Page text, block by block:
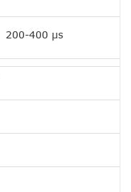
200-400 μs